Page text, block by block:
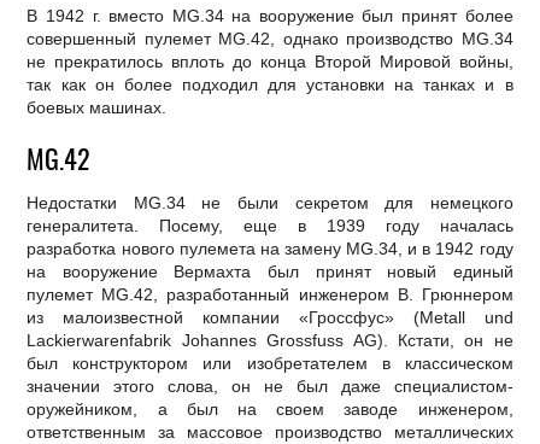
В 1942 г. вместо МG.34 на вооружение был принят более
совершенный пулемет МG.42, однако производство МG.34
не прекратилось вплоть до конца Второй Мировой войны,
так как он более подходил для установки на танках и в
боевых машинах.
MG.42
Недостатки MG.34 не были секретом для немецкого
генералитета. Посему, еще в 1939 году началась
разработка нового пулемета на замену МG.34, и в 1942 году
на вооружение Вермахта был принят новый единый
пулемет MG.42, разработанный инженером В. Грюннером
из малоизвестной компании «Гроссфус» (Metall und
Lackierwarenfabrik Johannes Grossfuss AG). Кстати, он не
был конструктором или изобретателем в классическом
значении этого слова, он не был даже специалистом-
оружейником, а был на своем заводе инженером,
ответственным за массовое производство металлических